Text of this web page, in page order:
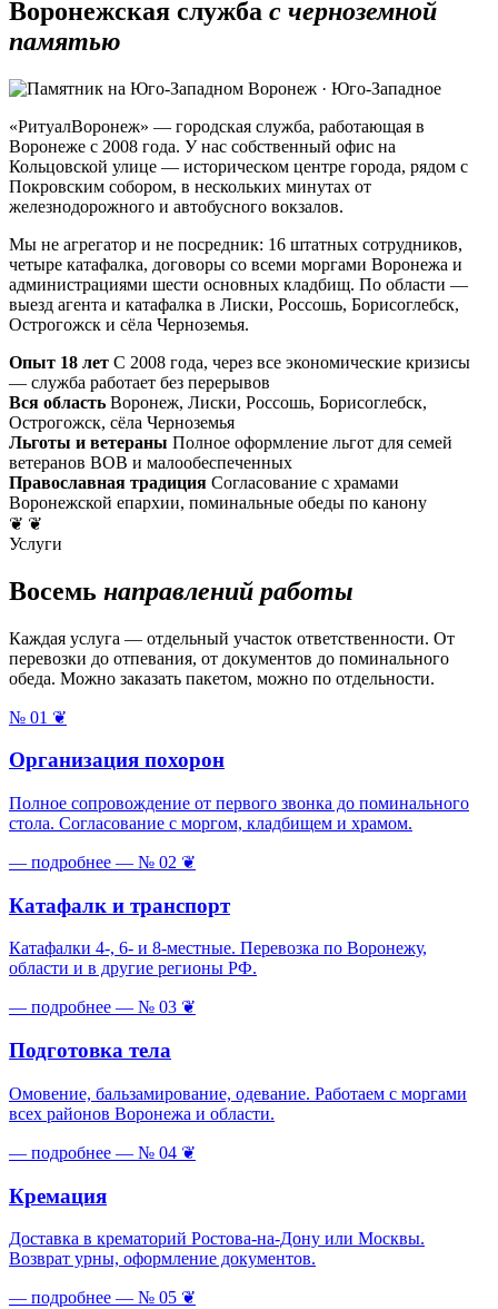
Воронежская служба с черноземной
памятью
Воронеж · Юго-Западное
«РитуалВоронеж» — городская служба, работающая в
Воронеже с 2008 года. У нас собственный офис на
Кольцовской улице — историческом центре города, рядом с
Покровским собором, в нескольких минутах от
железнодорожного и автобусного вокзалов.
Мы не агрегатор и не посредник: 16 штатных сотрудников,
четыре катафалка, договоры со всеми моргами Воронежа и
администрациями шести основных кладбищ. По области —
выезд агента и катафалка в Лиски, Россошь, Борисоглебск,
Острогожск и сёла Черноземья.
Опыт 18 лет С 2008 года, через все экономические кризисы
— служба работает без перерывов
Вся область Воронеж, Лиски, Россошь, Борисоглебск,
Острогожск, сёла Черноземья
Льготы и ветераны Полное оформление льгот для семей
ветеранов ВОВ и малообеспеченных
Православная традиция Согласование с храмами
Воронежской епархии, поминальные обеды по канону
❦ ❦
Услуги
Восемь направлений работы
Каждая услуга — отдельный участок ответственности. От
перевозки до отпевания, от документов до поминального
обеда. Можно заказать пакетом, можно по отдельности.
№ 01 ❦
Организация похорон
Полное сопровождение от первого звонка до поминального
стола. Согласование с моргом, кладбищем и храмом.
— подробнее — № 02 ❦
Катафалк и транспорт
Катафалки 4-, 6- и 8-местные. Перевозка по Воронежу,
области и в другие регионы РФ.
— подробнее — № 03 ❦
Подготовка тела
Омовение, бальзамирование, одевание. Работаем с моргами
всех районов Воронежа и области.
— подробнее — № 04 ❦
Кремация
Доставка в крематорий Ростова-на-Дону или Москвы.
Возврат урны, оформление документов.
— подробнее — № 05 ❦